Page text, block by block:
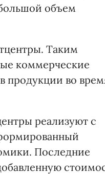
объем
Таким
коммерческие
продукции во
реализуют с
Последние